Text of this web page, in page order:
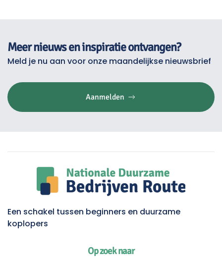
Meer nieuws en inspiratie ontvangen?
Meld je nu aan voor onze maandelijkse nieuwsbrief
Aanmelden
Een schakel tussen beginners en duurzame
koplopers
Op zoek naar